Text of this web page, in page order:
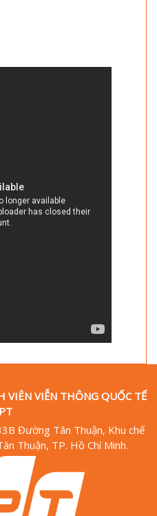
VIỄN THÔNG QUỐC TẾ
Đường Tân Thuận, Khu chế
Thuận, TP. Hồ Chí Minh.